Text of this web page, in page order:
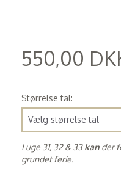
550,00
Størrelse tal:
I uge 31, 32 & 33kan der
grundet ferie.